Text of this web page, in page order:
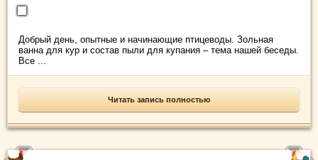
Добрый день, опытные и начинающие птицеводы. Зольная
ванна для кур и состав пыли для купания – тема нашей беседы.
Все ...
Читать запись полностью